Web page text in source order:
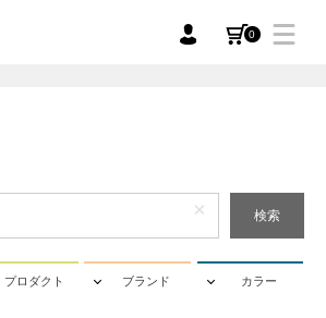
0
検索
プロダクト ブランド カラー